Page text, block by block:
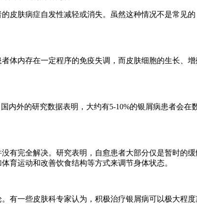
皮肤病症自发性减轻或消失。虽然这种情况不是常见
体内存在一定程序的免疫失调，而皮肤细胞的生长、
内外的研究数据表明，大约有5-10%的银屑病患者会
有完全解决。研究表明，自愈患者大部分仅是暂时的
育运动和改善饮食结构等方式来调节身体状态。
有一些皮肤科专家认为，积极治疗银屑病可以极大程